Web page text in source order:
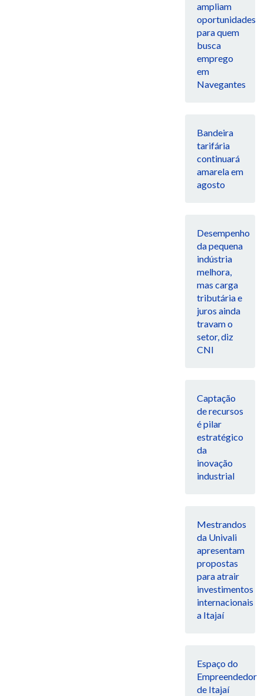
ampliam
oportunidades
para quem
busca
emprego
em
Navegantes
Bandeira
tarifária
continuará
amarela em
agosto
Desempenho
da pequena
indústria
melhora,
mas carga
tributária e
juros ainda
travam o
setor, diz
CNI
Captação
de recursos
é pilar
estratégico
da
inovação
industrial
Mestrandos
da Univali
apresentam
propostas
para atrair
investimentos
internacionais
a Itajaí
Espaço do
Empreendedor
de Itajaí